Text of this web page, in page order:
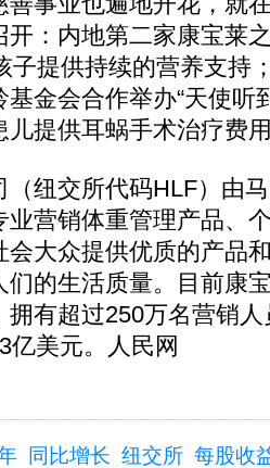
开：内地第二家康宝莱
子提供持续的营养支持
金会合作举办“天使听
儿提供耳蜗手术治疗费
交所代码HLF）由马
业营销体重管理产品、
会大众提供优质的产品
们的生活质量。目前康
拥有超过250万名营销
亿美元。人民网
同比增长 纽交所 每股收